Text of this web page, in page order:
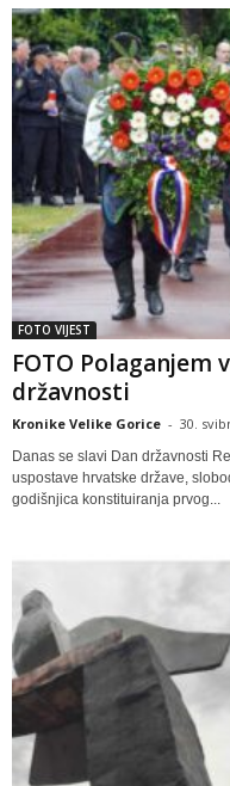
FOTO VIJEST
FOTO Polaganjem
državnosti
Kronike Velike Gorice - 30.
Danas se slavi Dan državnosti
uspostave hrvatske države,
godišnjica konstituiranja prvog...